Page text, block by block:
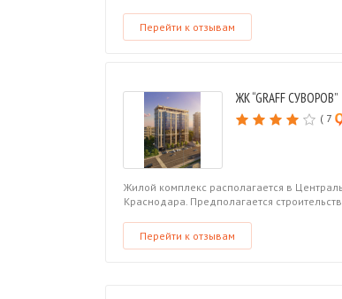
Перейти к отзывам
ЖК “GRAFF СУВОРОВ”
( 7
Жилой комплекс располагается в
Краснодара. Предполагается
Перейти к отзывам